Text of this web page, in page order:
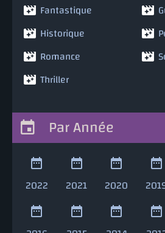
Fantastique
Historique
Romance
Thriller
Par Année
2022 2021 2020